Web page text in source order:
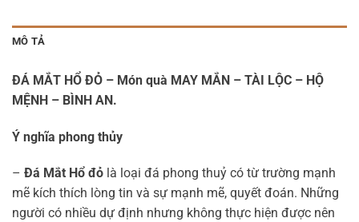
MÔ TẢ
ĐÁ MẮT HỔ ĐỎ – Món quà MAY MẮN – TÀI LỘC – HỘ
MỆNH – BÌNH AN.
Ý nghĩa phong thủy
– Đá Mắt Hổ đỏ là loại đá phong thuỷ có từ trường mạnh
mẽ kích thích lòng tin và sự mạnh mẽ, quyết đoán. Những
người có nhiều dự định nhưng không thực hiện được nên